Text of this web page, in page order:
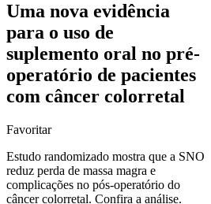
Uma nova evidência
para o uso de
suplemento oral no pré-
operatório de pacientes
com câncer colorretal
Favoritar
Estudo randomizado mostra que a SNO
reduz perda de massa magra e
complicações no pós‑operatório do
câncer colorretal. Confira a análise.